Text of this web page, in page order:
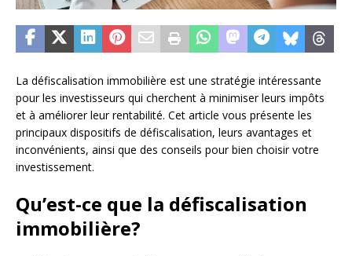
La défiscalisation immobilière est une stratégie intéressante
pour les investisseurs qui cherchent à minimiser leurs impôts
et à améliorer leur rentabilité. Cet article vous présente les
principaux dispositifs de défiscalisation, leurs avantages et
inconvénients, ainsi que des conseils pour bien choisir votre
investissement.
Qu’est-ce que la défiscalisation
immobilière?